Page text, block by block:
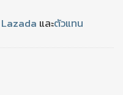
Lazada และตัวแทน